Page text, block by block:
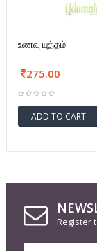
உணவு யுத்தம்
275.00
ADD TO CART
Register